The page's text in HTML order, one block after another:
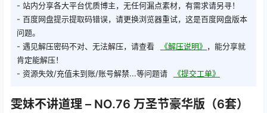
- 站内分享各大平台优质博主，无任何漏点素材，有需求请另寻！
- 百度网盘提示提取码错误，请更换浏览器重试，这是百度网盘版本
问题。
- 遇见解压密码不对、无法解压，请查看
《解压说明》 ，能分享就
肯定能解压！
- 资源失效/充值未到账/账号解禁...等问题请
《提交工单》
雯妹不讲道理 – NO.76 万圣节豪华版（6套）